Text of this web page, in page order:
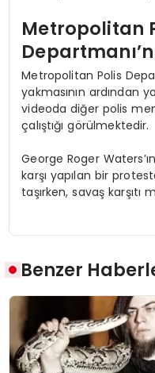
Metropolitan
Metropolitan Polis
yakmasının ardından
videoda diğer polis
çalıştığı görülmektedir.
George Roger
karşı yapılan bir
taşırken, savaş karşıtı
Benzer